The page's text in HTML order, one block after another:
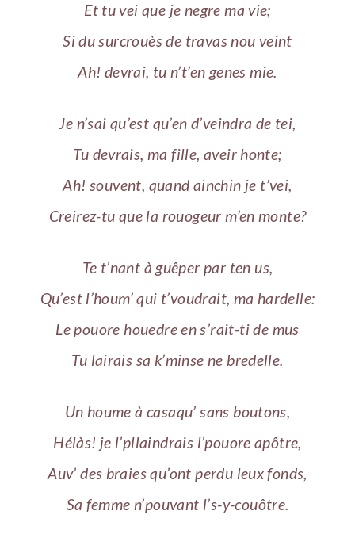
Et tu vei que je negre ma vie;
Si du surcrouès de travas nou veint
Ah! devrai, tu n’t’en genes mie.
Je n’sai qu’est qu’en d’veindra de tei,
Tu devrais, ma fille, aveir honte;
Ah! souvent, quand ainchin je t’vei,
Creirez-tu que la rouogeur m’en monte?
Te t’nant à guêper par ten us,
Qu’est l’houm’ qui t’voudrait, ma hardelle:
Le pouore houedre en s’rait-ti de mus
Tu lairais sa k’minse ne bredelle.
Un houme à casaqu’ sans boutons,
Hélàs! je l’pllaindrais l’pouore apôtre,
Auv’ des braies qu’ont perdu leux fonds,
Sa femme n’pouvant l’s-y-couôtre.